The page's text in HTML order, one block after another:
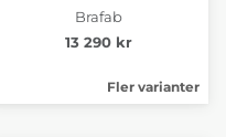
Brafab
13 290 kr
Fler varianter